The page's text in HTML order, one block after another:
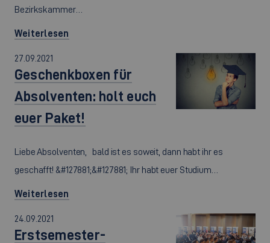
Bezirkskammer…
Weiterlesen
27.09.2021
Geschenkboxen für
Absolventen: holt euch
euer Paket!
Liebe Absolventen, bald ist es soweit, dann habt ihr es
geschafft! &#127881;&#127881; Ihr habt euer Studium…
Weiterlesen
24.09.2021
Erstsemester-